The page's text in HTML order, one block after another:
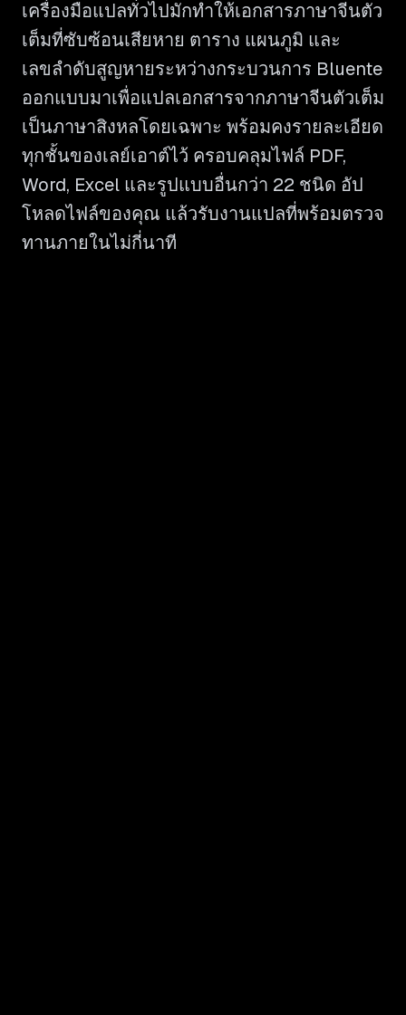
เครื่องมือแปลทั่วไปมักทำให้เอกสารภาษาจีนตัว
เต็มที่ซับซ้อนเสียหาย ตาราง แผนภูมิ และ
เลขลำดับสูญหายระหว่างกระบวนการ Bluente
ออกแบบมาเพื่อแปลเอกสารจากภาษาจีนตัวเต็ม
เป็นภาษาสิงหลโดยเฉพาะ พร้อมคงรายละเอียด
ทุกชั้นของเลย์เอาต์ไว้ ครอบคลุมไฟล์ PDF,
Word, Excel และรูปแบบอื่นกว่า 22 ชนิด อัป
โหลดไฟล์ของคุณ แล้วรับงานแปลที่พร้อมตรวจ
ทานภายในไม่กี่นาที